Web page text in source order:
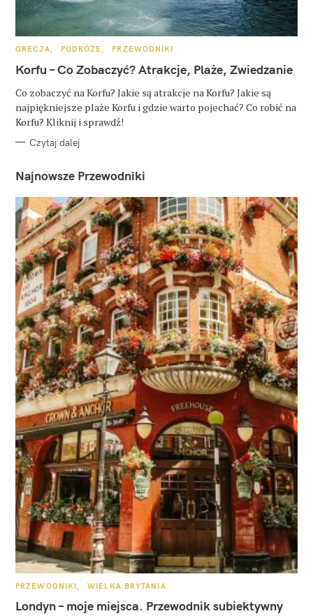
K
T
E
O
R
I
GRECJA PODRÓŻE PRZEWODNIKI
Korfu – Co Zobaczyć? Atrakcje, Plaże, Zwiedzanie
Co zobaczyć na Korfu? Jakie są atrakcje na Korfu? Jakie są
najpiękniejsze plaże Korfu i gdzie warto pojechać? Co robić na
Korfu? Kliknij i sprawdź!
Czytaj dalej
Najnowsze Przewodniki
K
T
E
PRZEWODNIKI WIELKA BRYTANIA
Londyn – moje miejsca. Przewodnik subiektywny